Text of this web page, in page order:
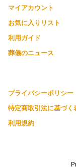
マイアカウント
お気に入りリスト
利用ガイド
葬儀のニュース
プライバシーポリシー
特定商取引法に基づく
利用規約